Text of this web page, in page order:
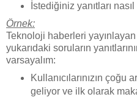
İstediğiniz yanıtları
Örnek:
Teknoloji haberleri
yukarıdaki soruların
varsayalım:
Kullanıcılarınızın çoğu
geliyor ve ilk olarak